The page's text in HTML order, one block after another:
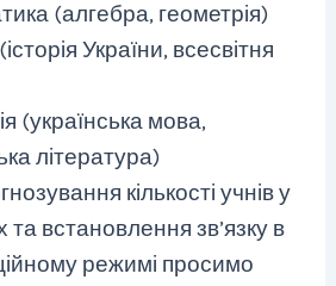
(алгебра, геометрія)
України, всесвітня
(українська мова,
література)
кількості учнів у
та встановлення зв’язку в
режимі просимо